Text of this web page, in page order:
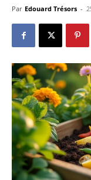
Par Edouard Trésors -